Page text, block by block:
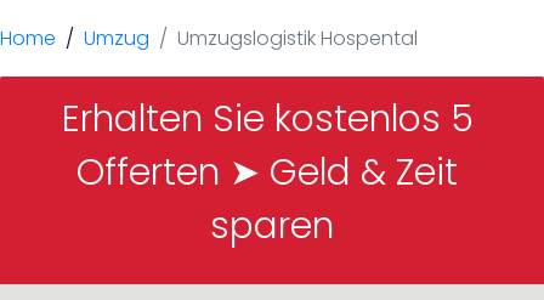
Home Umzug Umzugslogistik Hospental
Erhalten Sie kostenlos 5
Offerten ➤ Geld & Zeit
sparen